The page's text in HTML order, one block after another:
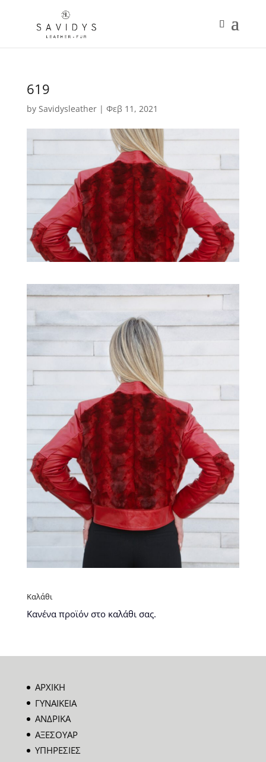
619
by Savidysleather| Φεβ 11, 2021
Καλάθι
Κανένα προϊόν στο καλάθι σας.
ΑΡΧΙΚΗ
ΓΥΝΑΙΚΕΙΑ
ΑΝΔΡΙΚΑ
ΑΞΕΣΟΥΑΡ
ΥΠΗΡΕΣΙΕΣ